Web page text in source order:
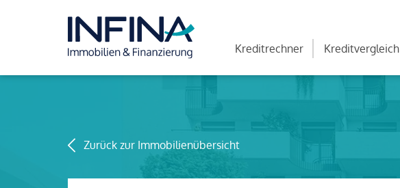
Kreditrechner Kreditvergleich
Zurück zur Immobilienübersicht